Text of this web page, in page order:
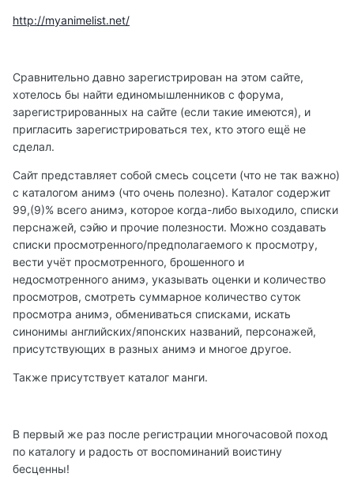
http://myanimelist.net/
Сравнительно давно зарегистрирован на этом сайте,
хотелось бы найти единомышленников с форума,
зарегистрированных на сайте (если такие имеются), и
пригласить зарегистрироваться тех, кто этого ещё не
сделал.
Сайт представляет собой смесь соцсети (что не так важно)
с каталогом анимэ (что очень полезно). Каталог содержит
99,(9)% всего анимэ, которое когда-либо выходило, списки
перснажей, сэйю и прочие полезности. Можно создавать
списки просмотренного/предполагаемого к просмотру,
вести учёт просмотренного, брошенного и
недосмотренного анимэ, указывать оценки и количество
просмотров, смотреть суммарное количество суток
просмотра анимэ, обмениваться списками, искать
синонимы английских/японских названий, персонажей,
присутствующих в разных анимэ и многое другое.
Также присутствует каталог манги.
В первый же раз после регистрации многочасовой поход
по каталогу и радость от воспоминаний воистину
бесценны!